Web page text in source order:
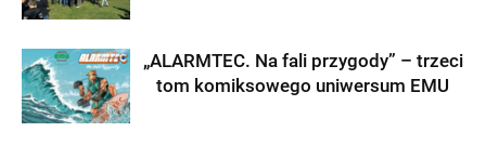
„ALARMTEC. Na fali przygody” – trzeci
tom komiksowego uniwersum EMU